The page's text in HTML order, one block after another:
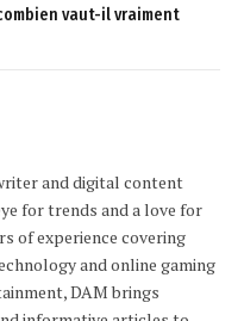
vaut-il vraiment
and digital content
for trends and a love for
of experience covering
and online gaming
DAM brings